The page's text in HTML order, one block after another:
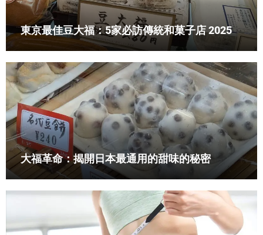
東京最佳豆大福：5家必訪傳統和菓子店 2025
大福革命：揭開日本最通用的甜味的秘密